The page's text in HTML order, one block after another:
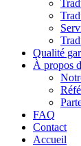
Qualité
À propos
FAQ
Contact
Accueil